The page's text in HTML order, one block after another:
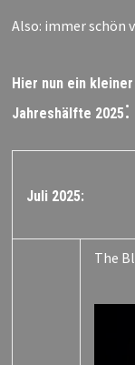
Also: immer schön
Hier nun ein
Jahreshälfte 2025:
Juli 2025:
The